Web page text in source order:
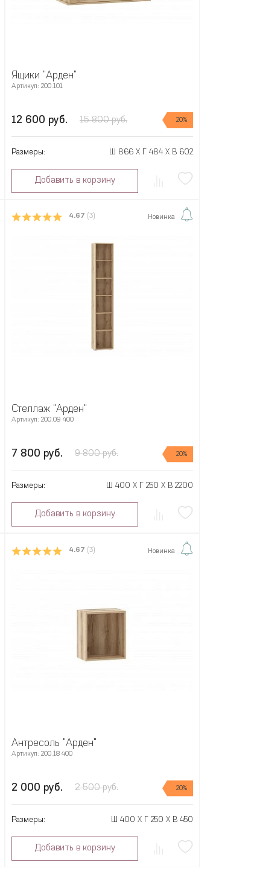
Ящики "Арден"
Артикул: 200.101
12 600 руб. 15 800 руб. 20%
Размеры: Ш 866 X Г 484 X В 602
Добавить в корзину
4.67 (3) Новинка
Стеллаж "Арден"
Артикул: 200.09 400
7 800 руб. 9 800 руб. 20%
Размеры: Ш 400 X Г 250 X В 2200
Добавить в корзину
4.67 (3) Новинка
Антресоль "Арден"
Артикул: 200.18 400
2 000 руб. 2 500 руб. 20%
Размеры: Ш 400 X Г 250 X В 450
Добавить в корзину